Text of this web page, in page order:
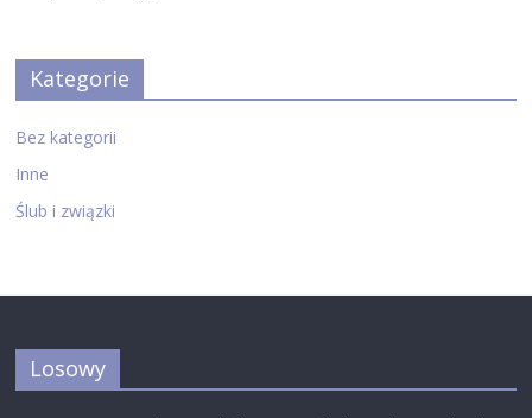
Kategorie
Bez kategorii
Inne
Ślub i związki
Losowy